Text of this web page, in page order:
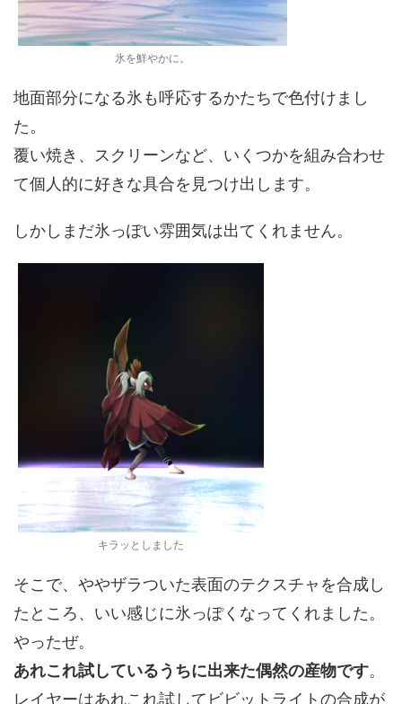
氷を鮮やかに。
地面部分になる氷も呼応するかたちで色付けまし
た。
覆い焼き、スクリーンなど、いくつかを組み合わせ
て個人的に好きな具合を見つけ出します。
しかしまだ氷っぽい雰囲気は出てくれません。
キラッとしました
そこで、ややザラついた表面のテクスチャを合成し
たところ、いい感じに氷っぽくなってくれました。
やったぜ。
あれこれ試しているうちに出来た偶然の産物です。
レイヤーはあれこれ試してビビットライトの合成が